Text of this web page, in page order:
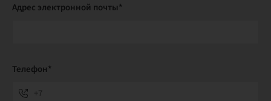
Адрес электронной почты*
Телефон*